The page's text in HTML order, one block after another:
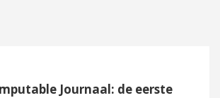
Journaal: de eerste